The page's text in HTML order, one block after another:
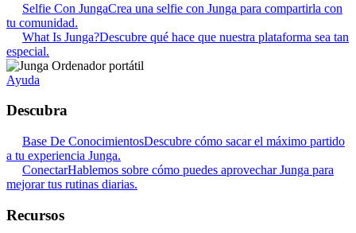
Selfie Con JungaCrea una selfie con Junga para compartirla con
tu comunidad.
What Is Junga?Descubre qué hace que nuestra plataforma sea tan
especial.
Ayuda
Descubra
Base De ConocimientosDescubre cómo sacar el máximo partido
a tu experiencia Junga.
ConectarHablemos sobre cómo puedes aprovechar Junga para
mejorar tus rutinas diarias.
Recursos